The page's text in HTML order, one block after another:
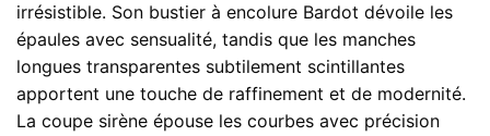
irrésistible. Son bustier à encolure Bardot dévoile les
épaules avec sensualité, tandis que les manches
longues transparentes subtilement scintillantes
apportent une touche de raffinement et de modernité.
La coupe sirène épouse les courbes avec précision